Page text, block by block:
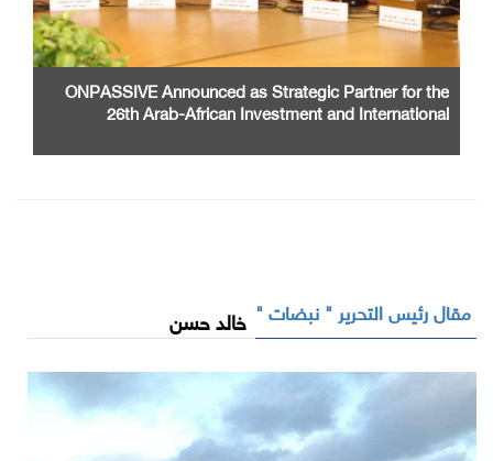
ONPASSIVE Announced as Strategic Partner for the
26th Arab-African Investment and International
مقال رئيس التحرير " نبضات " خالد حسن